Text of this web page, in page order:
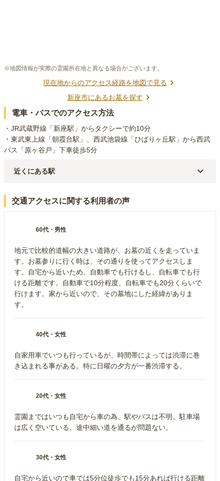
※地図情報が実際の霊園所在地と異なる場合がございます。
現在地からのアクセス経路を地図で見る
新座市にあるお墓を探す
電車・バスでのアクセス方法
・JR武蔵野線「新座駅」からタクシーで約10分
・東武東上線「朝霞台駅」、西武池袋線「ひばりヶ丘駅」から西武
バス「原ヶ谷戸」下車徒歩5分
近くにある駅
東武東上線
朝霞台 駅（4.2km）
交通アクセスに関する利用者の声
60代 ・ 男性
地元で比較的道幅の大きい道路が、お墓の近くを走っていま
す。お墓参りに行く時は、その通りを使ってアクセスしま
す。自宅から近いため、自動車でも行けるし、自転車でも行
ける距離です。自動車で10分程度、自転車でも20分くらいで
行けます。家から近いので、その墓地にした経緯がありま
す。
40代 ・ 女性
自家用車でいつも行っているが、時間帯によっては渋滞に巻
き込まれる事がある。特に日曜の夕方が一番渋滞する。
20代 ・ 女性
霊園まではいつも自宅から車の為、駅やバスは不明。駐車場
は広く空いている。途中細い道を通るが問題ない。
30代 ・ 女性
自宅から近いので車では5分位徒歩でも15分あれば行ける距離